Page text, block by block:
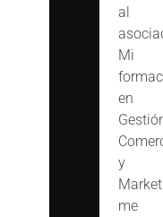
al
Mi
en
y
me